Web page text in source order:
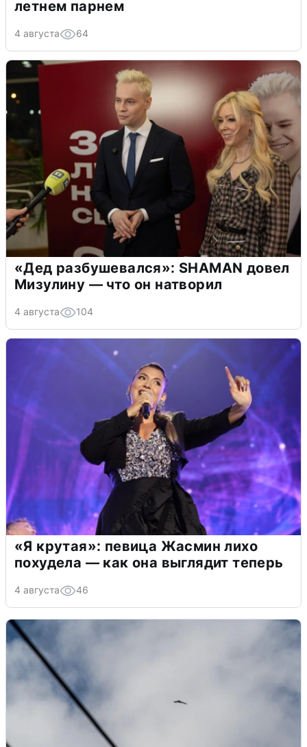
летнем парнем
4 августа 64
«Дед разбушевался»: SHAMAN довел
Мизулину — что он натворил
4 августа 104
«Я крутая»: певица Жасмин лихо
похудела — как она выглядит теперь
4 августа 46